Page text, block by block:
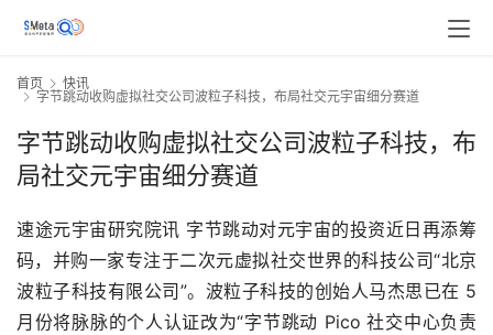
首页
快讯
字节跳动收购虚拟社交公司波粒子科技，布局社交元宇宙细分赛道
字节跳动收购虚拟社交公司波粒子科技，布
局社交元宇宙细分赛道
速途元宇宙研究院讯 字节跳动对元宇宙的投资近日再添筹
码，并购一家专注于二次元虚拟社交世界的科技公司“北京
波粒子科技有限公司”。波粒子科技的创始人马杰思已在 5
月份将脉脉的个人认证改为“字节跳动 Pico 社交中心负责